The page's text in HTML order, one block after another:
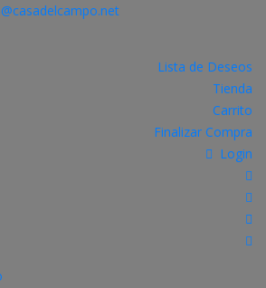
Lista de Deseos
Tienda
Carrito
Finalizar Compra
Login